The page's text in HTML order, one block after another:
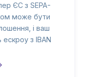
ЄС з SEPA-
може бути
і ваш
з IBAN